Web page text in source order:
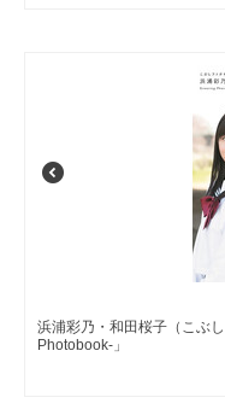
浜浦彩乃・和田桜子（こぶ
Photobook-」